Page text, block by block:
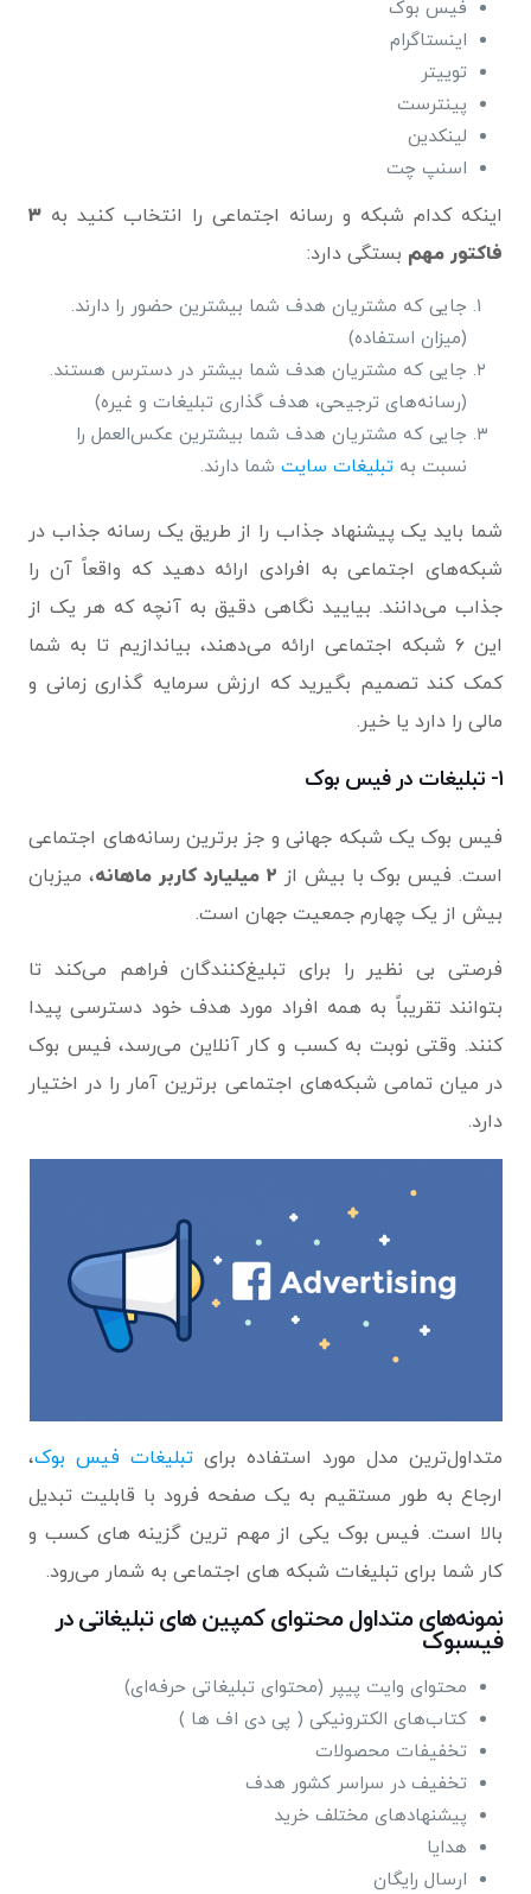
فیس بوک
اینستاگرام
توییتر
پینترست
لینکدین
اسنپ ​​چت
اینکه کدام شبکه و رسانه اجتماعی را انتخاب کنید به ۳
فاکتور مهم بستگی دارد:
جایی که مشتریان هدف شما بیشترین حضور را دارند.
(میزان استفاده)
جایی که مشتریان هدف شما بیشتر در دسترس هستند.
(رسانه‌های ترجیحی، هدف گذاری تبلیغات و غیره)
جایی که مشتریان هدف شما بیشترین عکس‌العمل را
نسبت بهتبلیغات سایت شما دارند.
شما باید یک پیشنهاد جذاب را از طریق یک رسانه جذاب در
شبکه‌های اجتماعی به افرادی ارائه دهید که واقعاً آن را
جذاب می‌دانند. بیایید نگاهی دقیق به آنچه که هر یک از
این ۶ شبکه اجتماعی ارائه می‌دهند، بیاندازیم تا به شما
کمک کند تصمیم بگیرید که ارزش سرمایه گذاری زمانی و
مالی را دارد یا خیر.
۱- تبلیغات در فیس بوک
فیس بوک یک شبکه جهانی و جز برترین رسانه‌های اجتماعی
است. فیس بوک با بیش از ۲ میلیارد کاربر ماهانه
، میزبان
بیش از یک چهارم جمعیت جهان است.
فرصتی بی نظیر را برای تبلیغ‌کنندگان فراهم می‌کند تا
بتوانند تقریباً به همه افراد مورد هدف خود دسترسی پیدا
کنند. وقتی نوبت به کسب و کار آنلاین می‌رسد، فیس بوک
در میان تمامی شبکه‌های اجتماعی برترین آمار را در اختیار
دارد.
متداول‌ترین مدل مورد استفاده برای تبلیغات فیس بوک،
ارجاع به طور مستقیم به یک صفحه فرود با قابلیت تبدیل
بالا است. فیس بوک یکی از مهم ترین گزینه های کسب و
کار شما برای تبلیغات شبکه های اجتماعی به شمار می‌رود.
نمونه‌های متداول محتوای کمپین ‌های تبلیغاتی در
فیسبوک
محتوای وایت پیپر (محتوای تبلیغاتی حرفه‌ای)
کتاب‌های الکترونیکی ( پی دی اف ها )
تخفیفات محصولات
تخفیف در سراسر کشور هدف
پیشنهادهای مختلف خرید
هدایا
ارسال رایگان